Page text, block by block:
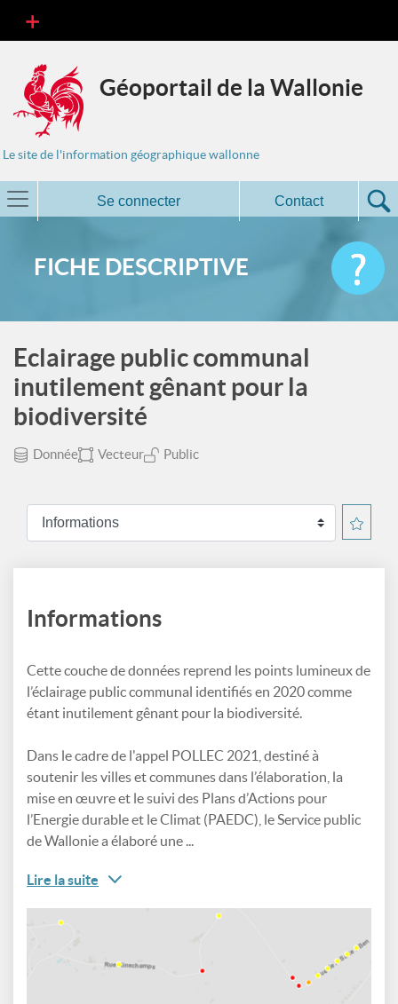
Géoportail de la Wallonie
Le site de l'information géographique wallonne
Se connecter Contact
FICHE DESCRIPTIVE
Eclairage public communal
inutilement gênant pour la
biodiversité
Donnée Vecteur Public
Informations
Cette couche de données reprend les points lumineux de
l’éclairage public communal identifiés en 2020 comme
étant inutilement gênant pour la biodiversité.
Dans le cadre de l'appel POLLEC 2021, destiné à
soutenir les villes et communes dans l’élaboration, la
mise en œuvre et le suivi des Plans d’Actions pour
l’Energie durable et le Climat (PAEDC), le Service public
de Wallonie a élaboré une ...
Lire la suite